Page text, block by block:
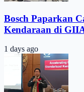
Bosch Paparkan
Kendaraan di
1 days ago